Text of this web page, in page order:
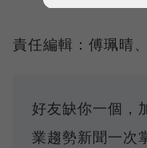
責任編輯：傅珮晴
好友缺你一個，
業趨勢新聞一次